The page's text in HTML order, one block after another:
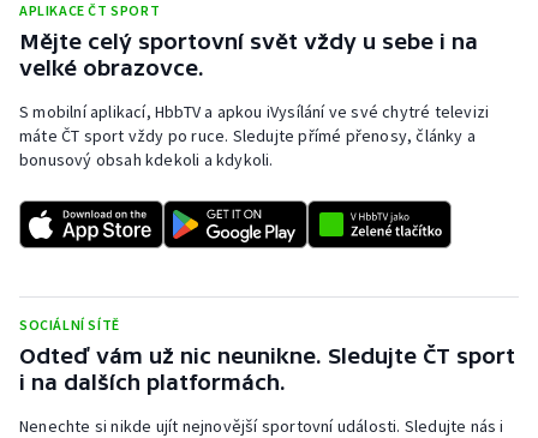
Plážový volejbal
Ragby
Rychlobruslení
Short track
Stolní tenis
Triatlon
APLIKACE ČT SPORT
Mějte celý sportovní svět vždy u sebe i na
velké obrazovce.
S mobilní aplikací, HbbTV a apkou iVysílání ve své chytré televizi
máte ČT sport vždy po ruce. Sledujte přímé přenosy, články a
bonusový obsah kdekoli a kdykoli.
SOCIÁLNÍ SÍTĚ
Odteď vám už nic neunikne. Sledujte ČT sport
i na dalších platformách.
Nenechte si nikde ujít nejnovější sportovní události. Sledujte nás i